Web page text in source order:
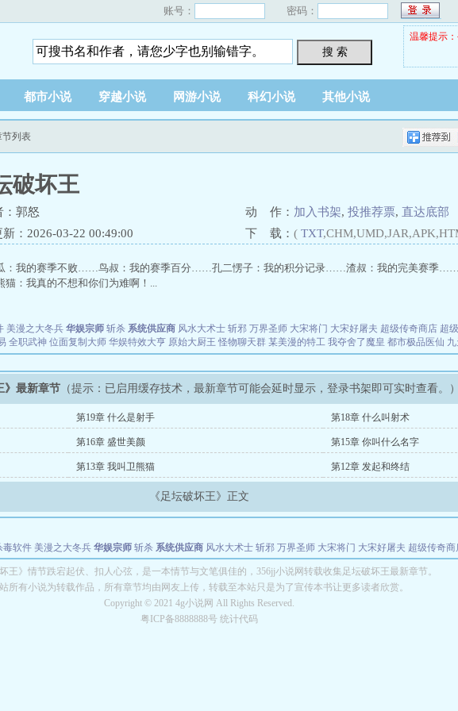
账号： 密码：
搜 索
温馨提示
都市小说 穿越小说 网游小说 科幻小说 其他小说
节列表
破坏王
郭怒 动 作： 加入书架, 投推荐票, 直达底部
：2026-03-22 00:49:00
下 载： ( TXT
：我的赛季不败……鸟叔：我的赛季百分……孔二愣子：我的积分记录……渣叔：我的完美赛季……
猫：我真的不想和你们为难啊！...
美漫之大冬兵 华娱宗师 斩杀 系统供应商 风水大术士 斩邪 万界圣师 大宋将门 大宋好屠夫 超级传奇商店 超
全职武神 位面复制大师 华娱特效大亨 原始大厨王 怪物聊天群 某美漫的特工 我夺舍了魔皇 都市极品医仙
》最新章节 （提示：已启用缓存技术，最新章节可能会延时显示，登录书架即可实时查看。）
第19章 什么是射手 第18章 什么叫射术
第16章 盛世美颜 第15章 你叫什么名字
第13章 我叫卫熊猫 第12章 发起和终结
《足坛破坏王》正文
毒软件 美漫之大冬兵 华娱宗师 斩杀 系统供应商 风水大术士 斩邪 万界圣师 大宋将门 大宋好屠夫 超级传奇商
全能巨星 绝对交易 全职武神 位面复制大师 华娱特效大亨 原始大厨王 怪物聊天群 某美漫的特工 我夺舍了魔皇
长别打脸
坏王》情节跌宕起伏、扣人心弦，是一本情节与文笔俱佳的，356jj小说网转载收集足坛破坏王最新章节。
所有小说为转载作品，所有章节均由网友上传，转载至本站只是为了宣传本书让更多读者欣赏。
Copyright © 2021 4g小说网 All Rights Reserved.
粤ICP备8888888号 统计代码